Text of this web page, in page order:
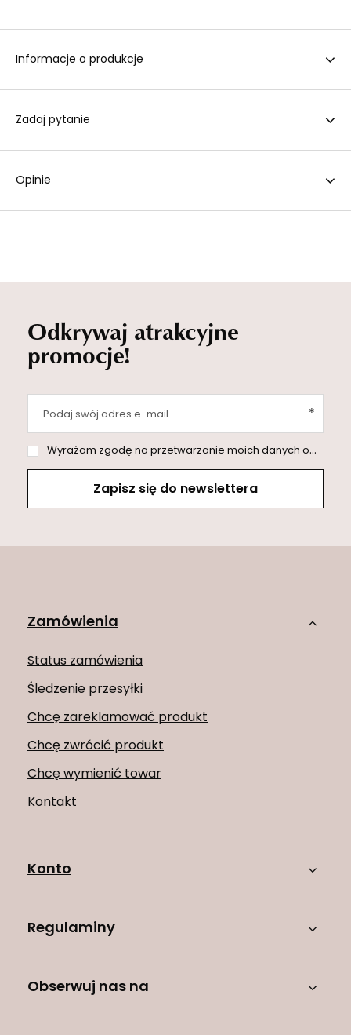
Informacje o produkcje
Zadaj pytanie
Opinie
Odkrywaj atrakcyjne
promocje!
Podaj swój adres e-mail
Wyrażam zgodę na przetwarzanie moich danych osobowych (adres e-mail) na potrzeby wysyłki newslettera z informacją handlową (marketing). Więcej w
Zapisz się do newslettera
Zamówienia
Status zamówienia
Śledzenie przesyłki
Chcę zareklamować produkt
Chcę zwrócić produkt
Chcę wymienić towar
Kontakt
Konto
Regulaminy
Obserwuj nas na